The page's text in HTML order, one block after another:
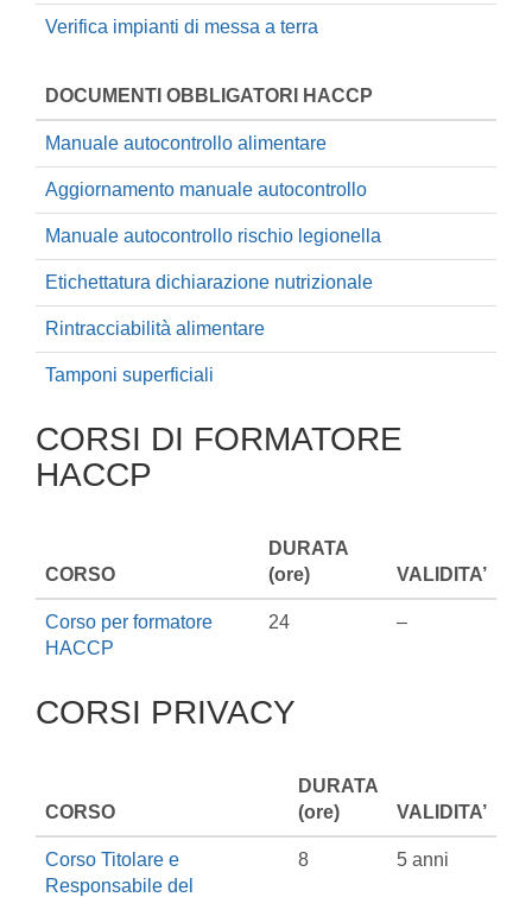
Verifica impianti di messa a terra
DOCUMENTI OBBLIGATORI HACCP
Manuale autocontrollo alimentare
Aggiornamento manuale autocontrollo
Manuale autocontrollo rischio legionella
Etichettatura dichiarazione nutrizionale
Rintracciabilità alimentare
Tamponi superficiali
CORSI DI FORMATORE
HACCP
CORSO
DURATA
(ore)
VALIDITA’
Corso per formatore
HACCP
24 –
CORSI PRIVACY
CORSO
DURATA
(ore)
VALIDITA’
Corso Titolare e
Responsabile del
8 5 anni